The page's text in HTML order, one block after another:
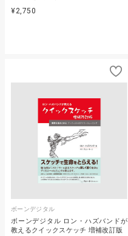
¥2,750
ボーンデジタル
ボーンデジタル ロン・ハズバンドが
教えるクイックスケッチ 増補改訂版